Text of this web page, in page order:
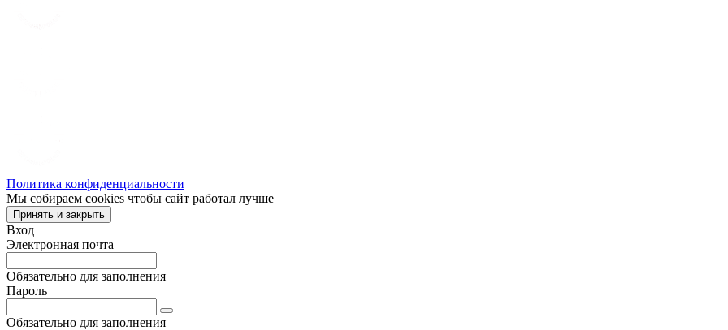
Политика конфиденциальности
Мы собираем cookies чтобы сайт работал лучше
Принять и закрыть
Вход
Электронная почта
Обязательно для заполнения
Пароль
Обязательно для заполнения